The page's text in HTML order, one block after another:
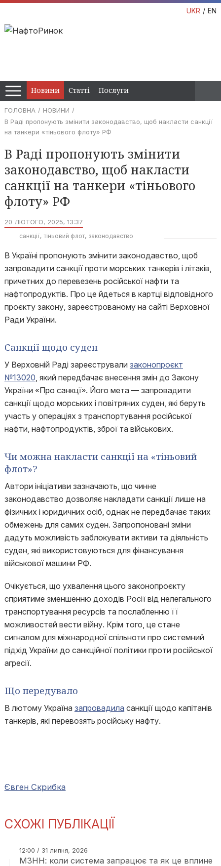
UKR EN
Новини Статті Послуги
ГОЛОВНА
НОВИНИ
В Раді пропонують змінити законодавство, щоб накласти санкції
на танкери «тіньового флоту» РФ
В Раді пропонують змінити
законодавство, щоб накласти
санкції на танкери «тіньового
флоту» РФ
20 ЛЮТОГО, 2025, 13:37
санкції тіньовий флот законодавство
В Україні пропонують змінити законодавство, щоб
запровадити санкції проти морських танкерів і літаків,
причетних до перевезень російської нафти та
нафтопродуктів. Про це йдеться в картці відповідного
проєкту закону, зареєстрованому на сайті Верховної
Ради України.
Санкції щодо суден
У Верховній Раді зареєстрували законопроєкт
№13020, який передбачає внесення змін до Закону
України «Про санкцї». Його мета — запровадити
санкції щодо морських і повітряних суден, які беруть
участь у операціях з транспортування російської
нафти, нафтопродуктів, зброї та військових.
Чи можна накласти санкції на «тіньовий
флот»?
Автори ініціативи зазначають, що чинне
законодавство дозволяє накладати санкції лише на
фізичних і юридичних осіб, однак не передбачає таких
обмежень для самих суден. Запропоновані зміни
дадуть можливість заблокувати активи та діяльність
суден, які використовуються для фінансування
військової машини РФ.
Очікується, що ухвалення цього законопроєкту
сприятиме зменшенню доходів Росії від нелегального
транспортування ресурсів та послабленню її
можливостей вести війну. Крім того, це стане
сигналом для міжнародної спільноти про системний
підхід України до санкційної політики проти російської
агресії.
Що передувало
В лютому Україна запровадила санкції щодо капітанів
танкерів, які перевозять російську нафту.
Євген Скрибка
СХОЖІ ПУБЛІКАЦІЇ
12:00 / 31 липня, 2026
МЗНН: коли система запрацює та як це вплине